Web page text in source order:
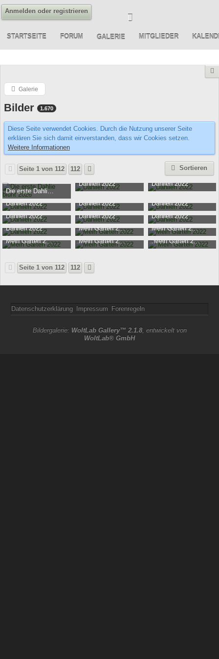
Anmelden oder registrieren
STARTSEITE FORUM GALERIE MITGLIEDER
Galerie
Bilder 1.670
Diese Seite verwendet Cookies. Durch die Nutzung unserer Seite
erklären Sie sich damit einverstanden, dass wir Cookies setzen.
Weitere Informationen
Seite 1 von 112 112 Sortieren
Die erste Dahlie blüht 2026
Ernst-23. Juli 2026
521
0
Dahlien 2022
Tatyana-14. September 2022
Dahlien 2022
Tatyana-14. September
Dahlien 2022
Tatyana-14. September 2022
149.149
Dahlien 2022
Tatyana-14. September 2022
10.394
0
Dahlien 2022
Tatyana-14. September
9.930
0
Dahlien 2022
Tatyana-14. September 2022
10.107
0
Dahlien 2022
Tatyana-14. September 2022
9.788
0
Dahlien 2022
Tatyana-14. September
10.418
0
Dahlien 2022
Tatyana-14. September 2022
11.079
0
Mein Garten 2022
Tatyana-27. Juni 2022
9.548
0
Mein Garten 2022
Tatyana-27. Juni 2022
9.662
0
Mein Garten 2022
Tatyana-27. Juni 2022
Mein Garten 2022
Tatyana-27. Juni 2022
.Mein Garten 2022
Tatyana-27. Juni 2022
Seite 1 von 112 112
Datenschutzerklärung Impressum Forenregeln
Bildergalerie: WoltLab Gallery™ 2.1.8, entwickelt von
WoltLab® GmbH